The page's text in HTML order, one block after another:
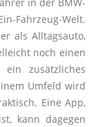
Fahrzeug-Welt.
als Alltagsauto,
noch einen
zusätzliches
Umfeld wird
Eine App,
kann dagegen